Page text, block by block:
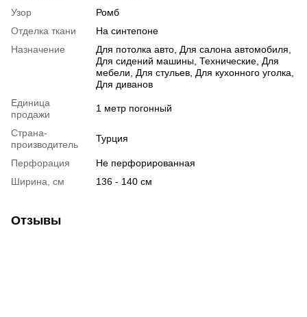
Узор
Ромб
Отделка ткани
На синтепоне
Назначение
Для потолка авто, Для салона автомобиля,
Для сидений машины, Технические, Для
мебели, Для стульев, Для кухонного уголка,
Для диванов
Единица
продажи
1 метр погонный
Страна-
производитель
Турция
Перфорация
Не перфорированная
Ширина, см
136 - 140 см
Отзывы